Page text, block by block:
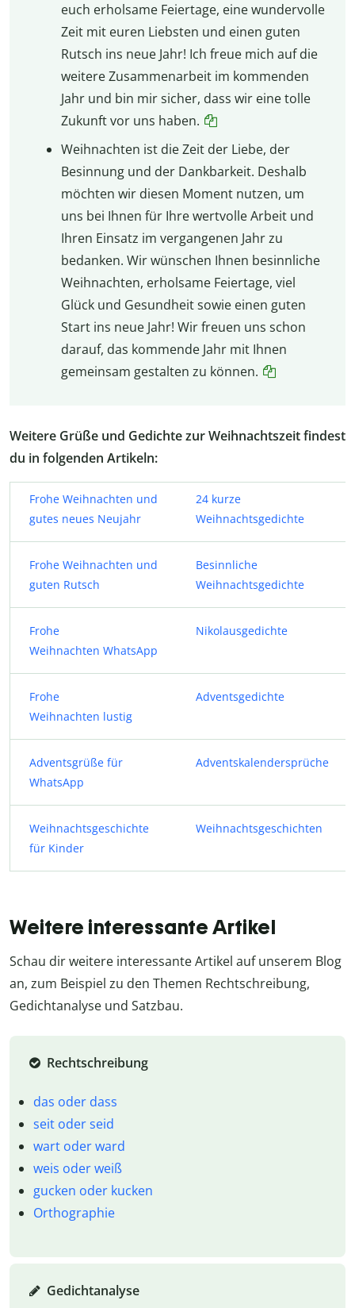
euch erholsame Feiertage, eine wundervolle
Zeit mit euren Liebsten und einen guten
Rutsch ins neue Jahr! Ich freue mich auf die
weitere Zusammenarbeit im kommenden
Jahr und bin mir sicher, dass wir eine tolle
Zukunft vor uns haben.
Weihnachten ist die Zeit der Liebe, der
Besinnung und der Dankbarkeit. Deshalb
möchten wir diesen Moment nutzen, um
uns bei Ihnen für Ihre wertvolle Arbeit und
Ihren Einsatz im vergangenen Jahr zu
bedanken. Wir wünschen Ihnen besinnliche
Weihnachten, erholsame Feiertage, viel
Glück und Gesundheit sowie einen guten
Start ins neue Jahr! Wir freuen uns schon
darauf, das kommende Jahr mit Ihnen
gemeinsam gestalten zu können.
Weitere Grüße und Gedichte zur Weihnachtszeit findest
du in folgenden Artikeln:
Frohe Weihnachten und
gutes neues Neujahr
24 kurze
Weihnachtsgedichte
Frohe Weihnachten und
guten Rutsch
Besinnliche
Weihnachtsgedichte
Frohe
Weihnachten WhatsApp
Nikolausgedichte
Frohe
Weihnachten lustig
Adventsgedichte
Adventsgrüße für
WhatsApp
Adventskalendersprüche
Weihnachtsgeschichte
für Kinder
Weihnachtsgeschichten
Weitere interessante Artikel
Schau dir weitere interessante Artikel auf unserem Blog
an, zum Beispiel zu den Themen Rechtschreibung,
Gedichtanalyse und Satzbau.
Rechtschreibung
das oder dass
seit oder seid
wart oder ward
weis oder weiß
gucken oder kucken
Orthographie
Gedichtanalyse